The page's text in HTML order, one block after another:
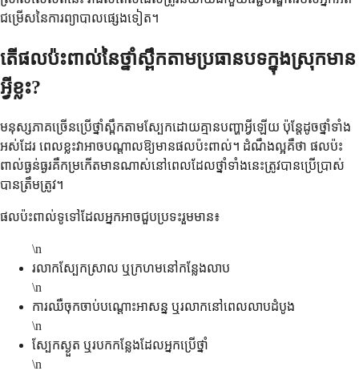
ជម្រើសនៃការព្យាបាលផ្សេងទៀត។
តើផលប៉ះពាល់នៃថ្នាំស្ពឹកតាមប្រធានបទក្នុងស្រុកមាន
អ្វីខ្លះ?
មនុស្សភាគច្រើនប្រើថ្នាំស្ពឹកតាមស្បែកដោយគ្មានបញ្ហាអ្វីឡើយ ប៉ុន្តែដូចថ្នាំទាំង
អស់ដែរ ពេលខ្លះវាអាចបណ្តាលឱ្យមានផលប៉ះពាល់។ ដំណឹងល្អគឺថា ផលប៉ះ
ពាល់ធ្ងន់ធ្ងរគឺកម្រកើតមានណាស់នៅពេលដែលថ្នាំទាំងនេះត្រូវបានប្រើប្រាស់
បានត្រឹមត្រូវ។
ផលប៉ះពាល់ទូទៅដែលអ្នកអាចជួបប្រទះរួមមាន៖
\n
រលាកស្បែកស្រាល ឬក្រហមនៅកន្លែងលាប
\n
ការឈឺចុកចាប់បណ្តោះអាសន្ន ឬរលាកនៅពេលលាបដំបូង
\n
ស្បែកស្ងួត ឬរបកកន្លែងដែលអ្នកប្រើថ្នាំ
\n